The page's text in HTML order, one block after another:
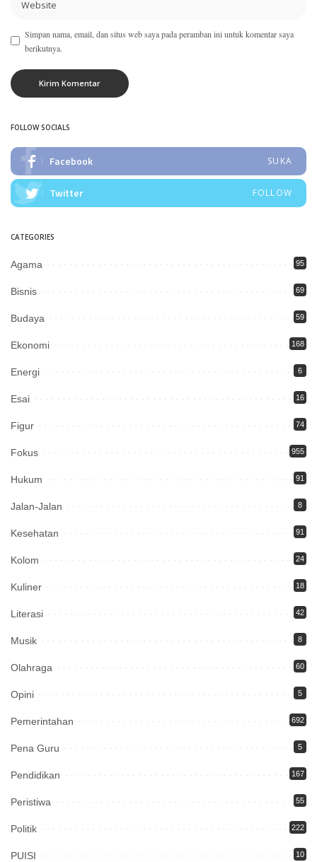
Simpan nama, email, dan situs web saya pada peramban ini untuk komentar saya
berikutnya.
FOLLOW SOCIALS
Facebook SUKA
Twitter FOLLOW
CATEGORIES
Agama 95
Bisnis 69
Budaya 59
Ekonomi 168
Energi 6
Esai 16
Figur 74
Fokus 955
Hukum 91
Jalan-Jalan 8
Kesehatan 91
Kolom 24
Kuliner 18
Literasi 42
Musik 8
Olahraga 60
Opini 5
Pemerintahan 692
Pena Guru 5
Pendidikan 167
Peristiwa 55
Politik 222
PUISI 10